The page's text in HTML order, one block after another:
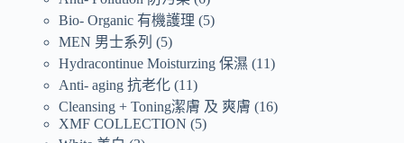
Bio- Organic 有機護理
5
MEN 男士系列
5
Hydracontinue Moisturzing 保濕
11
Anti- aging 抗老化 11
Cleansing + Toning潔膚 及 爽膚
16
XMF COLLECTION
5